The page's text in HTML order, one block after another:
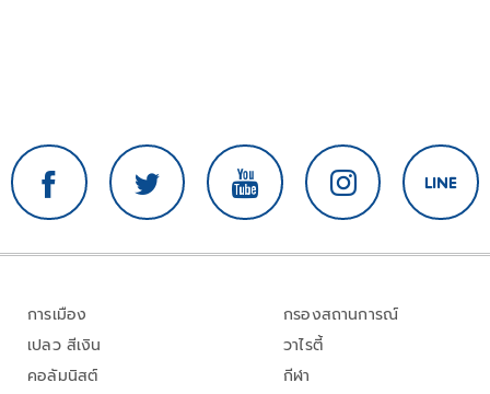
การเมือง
เปลว สีเงิน
คอลัมนิสต์
กรองสถานการณ์
วาไรตี้
กีฬา